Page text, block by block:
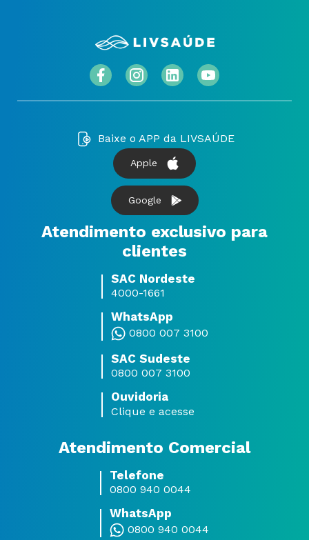
Baixe o APP da LIVSAÚDE
Apple
Google
Atendimento exclusivo para
clientes
SAC Nordeste
4000-1661
WhatsApp
0800 007 3100
SAC Sudeste
0800 007 3100
Ouvidoria
Clique e acesse
Atendimento Comercial
Telefone
0800 940 0044
WhatsApp
0800 940 0044